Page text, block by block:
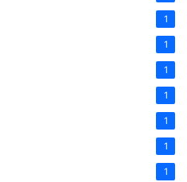
1
1
1
1
1
1
1